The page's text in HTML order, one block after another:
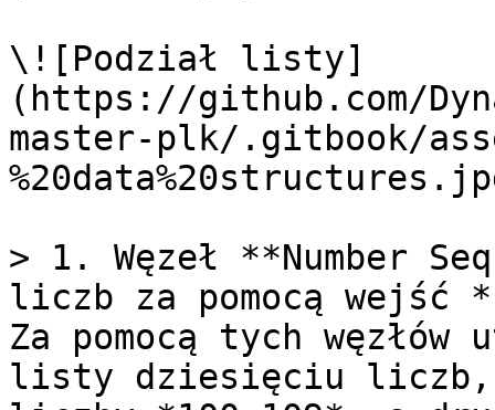
\![Podział listy]
(https://github.com/
master-plk/.gitbook/
> 1. Węzeł **Number
liczb za pomocą
Za pomocą tych
listy dziesięciu liczb,